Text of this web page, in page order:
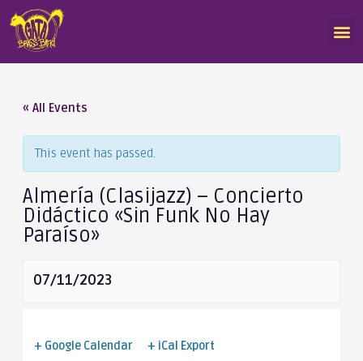
« All Events
This event has passed.
Almería (Clasijazz) – Concierto
Didáctico «Sin Funk No Hay
Paraíso»
07/11/2023
+ Google Calendar + iCal Export